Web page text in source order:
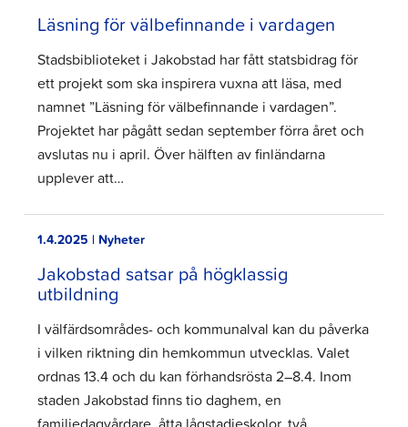
Läsning för välbefinnande i vardagen
Stadsbiblioteket i Jakobstad har fått statsbidrag för
ett projekt som ska inspirera vuxna att läsa, med
namnet ”Läsning för välbefinnande i vardagen”.
Projektet har pågått sedan september förra året och
avslutas nu i april. Över hälften av finländarna
upplever att…
1.4.2025 | Nyheter
Jakobstad satsar på högklassig
utbildning
I välfärdsområdes- och kommunalval kan du påverka
i vilken riktning din hemkommun utvecklas. Valet
ordnas 13.4 och du kan förhandsrösta 2–8.4. Inom
staden Jakobstad finns tio daghem, en